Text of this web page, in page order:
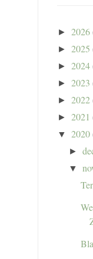
► 2026
► 2025
► 2024
► 2023
► 2022
► 2021
▼ 2020
►
▼